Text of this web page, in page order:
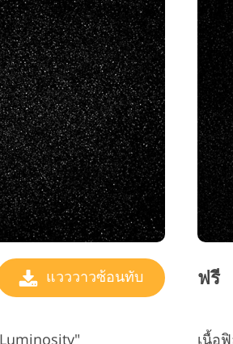
แวววาวซ้อนทับ ฟรี
เนื้อ